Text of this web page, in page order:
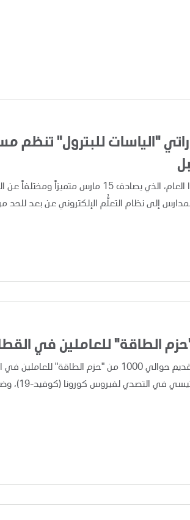
"الياسات للبترول" تنظم
كان الاحتفال بيوم الطفل الإماراتي لهذا
إلى نظام التعلُّم الإلكتروني عن بعد للحد
الطاقة" للعاملين في
قمنا على مدى الأسبوعين الماضيين بتقديم حوالي
لفيروس كورونا (كوفيد-19)، وضمان صحة وسلامة المجتمع ...